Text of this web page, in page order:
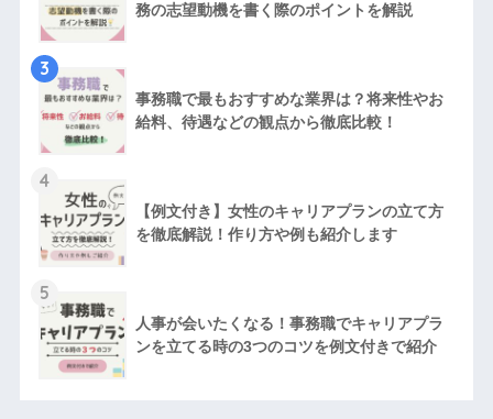
務の志望動機を書く際のポイントを解説
3
事務職で最もおすすめな業界は？将来性やお
給料、待遇などの観点から徹底比較！
4
【例文付き】女性のキャリアプランの立て方
を徹底解説！作り方や例も紹介します
5
人事が会いたくなる！事務職でキャリアプラ
ンを立てる時の3つのコツを例文付きで紹介